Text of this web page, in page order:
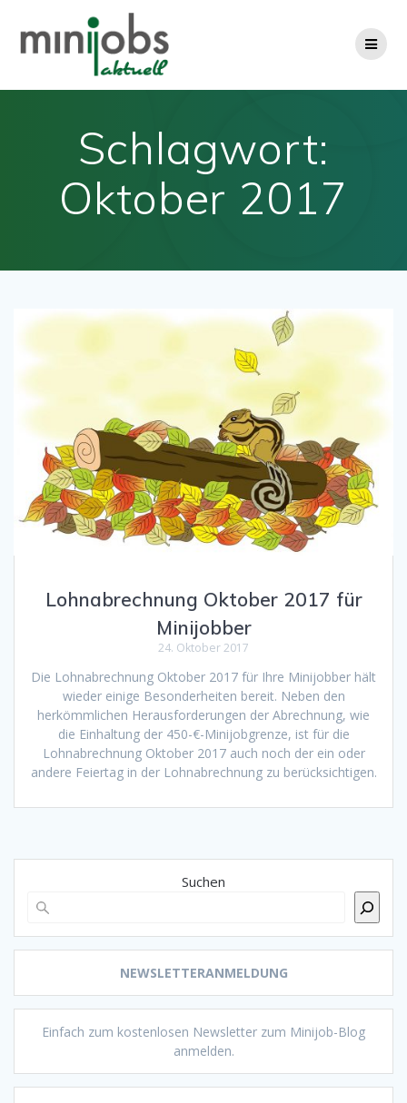
Schlagwort:
Oktober 2017
Lohnabrechnung Oktober 2017 für
Minijobber
24. Oktober 2017
Die Lohnabrechnung Oktober 2017 für Ihre Minijobber hält
wieder einige Besonderheiten bereit. Neben den
herkömmlichen Herausforderungen der Abrechnung, wie
die Einhaltung der 450-€-Minijobgrenze, ist für die
Lohnabrechnung Oktober 2017 auch noch der ein oder
andere Feiertag in der Lohnabrechnung zu berücksichtigen.
Suchen
NEWSLETTERANMELDUNG
Einfach zum kostenlosen Newsletter zum Minijob-Blog
anmelden.